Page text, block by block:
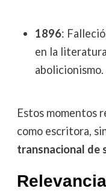
1896:
en la
abolicionismo.
Estos momentos
como escritora,
transnacional de